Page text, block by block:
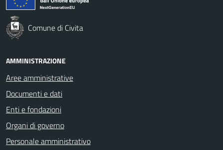
Comune di Civita
AMMINISTRAZIONE
Aree amministrative
Documenti e dati
Enti e fondazioni
Organi di governo
Personale amministrativo